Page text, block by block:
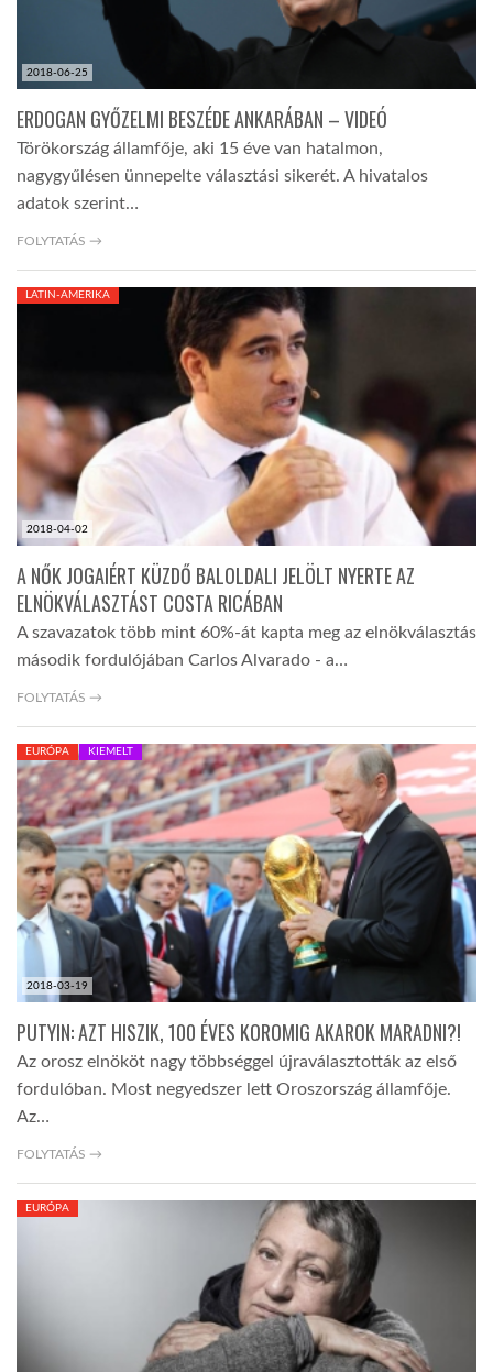
GLOBOBOOK
2018-06-25
ERDOGAN GYŐZELMI BESZÉDE ANKARÁBAN – VIDEÓ
Törökország államfője, aki 15 éve van hatalmon,
nagygyűlésen ünnepelte választási sikerét. A hivatalos
adatok szerint…
FOLYTATÁS →
2018-04-02
LATIN-AMERIKA
A NŐK JOGAIÉRT KÜZDŐ BALOLDALI JELÖLT NYERTE AZ
ELNÖKVÁLASZTÁST COSTA RICÁBAN
A szavazatok több mint 60%-át kapta meg az elnökválasztás
második fordulójában Carlos Alvarado - a…
FOLYTATÁS →
2018-03-19
EURÓPA KIEMELT
PUTYIN: AZT HISZIK, 100 ÉVES KOROMIG AKAROK MARADNI?!
Az orosz elnököt nagy többséggel újraválasztották az első
fordulóban. Most negyedszer lett Oroszország államfője.
Az…
FOLYTATÁS →
EURÓPA